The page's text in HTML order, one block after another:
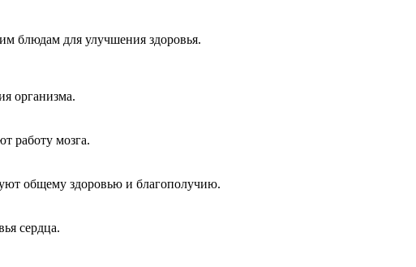
блюдам для улучшения здоровья.
организма.
работу мозга.
общему здоровью и благополучию.
сердца.